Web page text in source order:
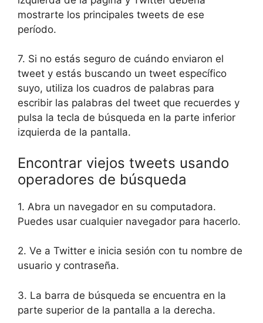
mostrarte los principales tweets de ese
período.
7. Si no estás seguro de cuándo enviaron el
tweet y estás buscando un tweet específico
suyo, utiliza los cuadros de palabras para
escribir las palabras del tweet que recuerdes y
pulsa la tecla de búsqueda en la parte inferior
izquierda de la pantalla.
Encontrar viejos tweets usando
operadores de búsqueda
1. Abra un navegador en su computadora.
Puedes usar cualquier navegador para hacerlo.
2. Ve a Twitter e inicia sesión con tu nombre de
usuario y contraseña.
3. La barra de búsqueda se encuentra en la
parte superior de la pantalla a la derecha.